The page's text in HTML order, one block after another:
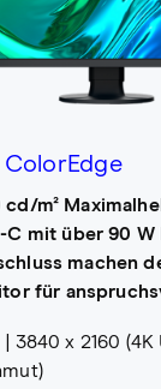
ColorEdge
cd/m²
C mit über 90
machen
für
3840 x 2160 (4K